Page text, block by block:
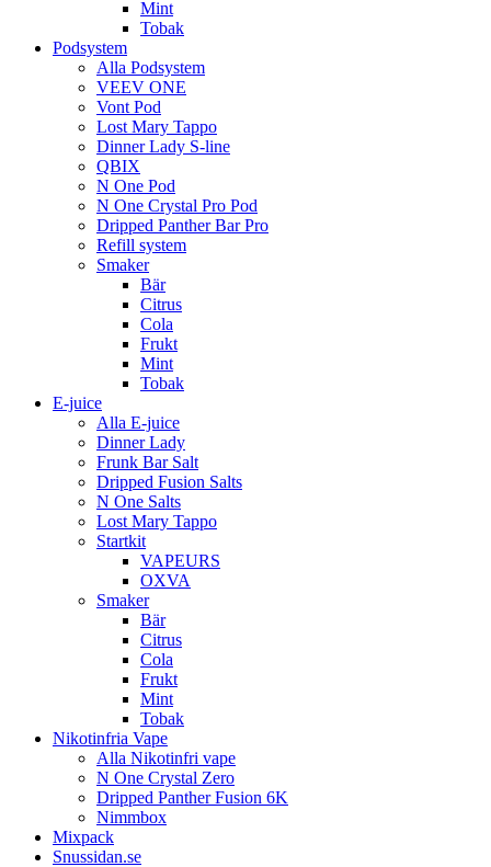
Mint
Tobak
Podsystem
Alla Podsystem
VEEV ONE
Vont Pod
Lost Mary Tappo
Dinner Lady S-line
QBIX
N One Pod
N One Crystal Pro Pod
Dripped Panther Bar Pro
Refill system
Smaker
Bär
Citrus
Cola
Frukt
Mint
Tobak
E-juice
Alla E-juice
Dinner Lady
Frunk Bar Salt
Dripped Fusion Salts
N One Salts
Lost Mary Tappo
Startkit
VAPEURS
OXVA
Smaker
Bär
Citrus
Cola
Frukt
Mint
Tobak
Nikotinfria Vape
Alla Nikotinfri vape
N One Crystal Zero
Dripped Panther Fusion 6K
Nimmbox
Mixpack
Snussidan.se